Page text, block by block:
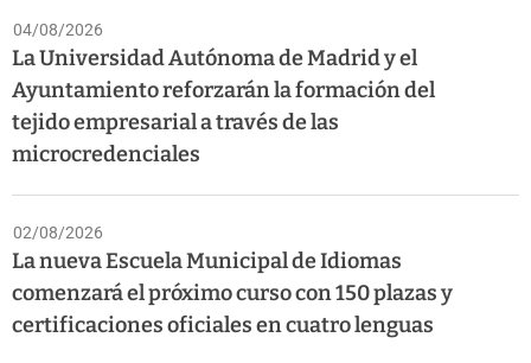
04/08/2026
La Universidad Autónoma de Madrid y el
Ayuntamiento reforzarán la formación del
tejido empresarial a través de las
microcredenciales
02/08/2026
La nueva Escuela Municipal de Idiomas
comenzará el próximo curso con 150 plazas y
certificaciones oficiales en cuatro lenguas